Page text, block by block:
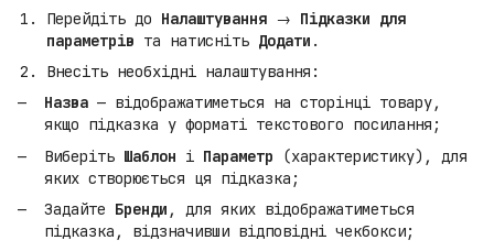
Перейдіть до Налаштування → Підказки для
параметрів та натисніть Додати .
Внесіть необхідні налаштування:
Назва — відображатиметься на сторінці товару,
якщо підказка у форматі текстового посилання;
Виберіть Шаблон і Параметр
(характеристику), для
яких створюється ця підказка;
Задайте Бренди , для яких відображатиметься
підказка, відзначивши відповідні чекбокси;